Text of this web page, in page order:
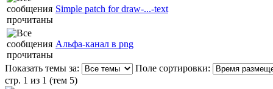
Simple patch for draw-...-text
Альфа-канал в png
Показать темы за:
Поле сортировки:
стр. 1 из 1 (тем 5)